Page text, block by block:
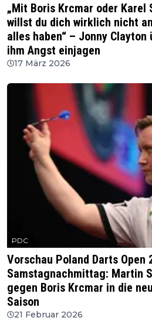
„Mit Boris Krcmar oder Karel
willst du dich wirklich nicht
alles haben“ – Jonny
ihm Angst einjagen
17 März 2026
PDC
Vorschau Poland Darts Open
Samstagnachmittag: Martin
gegen Boris Krcmar in die
Saison
21 Februar 2026